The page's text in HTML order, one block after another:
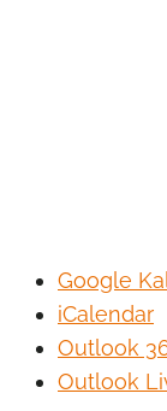
Google
iCalendar
Outlook
Outlook